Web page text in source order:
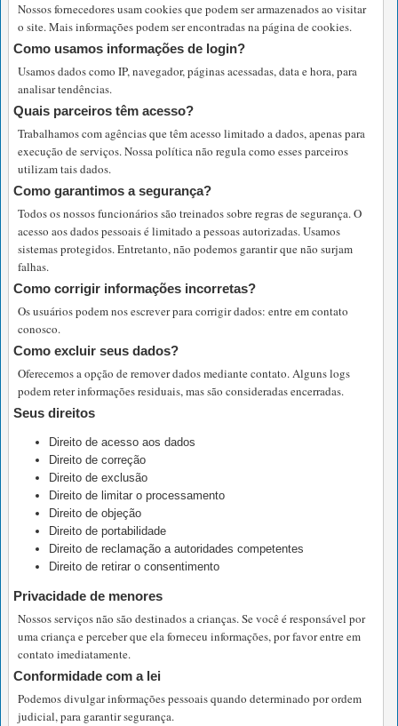
Nossos fornecedores usam cookies que podem ser armazenados ao visitar
o site. Mais informações podem ser encontradas na página de cookies.
Como usamos informações de login?
Usamos dados como IP, navegador, páginas acessadas, data e hora, para
analisar tendências.
Quais parceiros têm acesso?
Trabalhamos com agências que têm acesso limitado a dados, apenas para
execução de serviços. Nossa política não regula como esses parceiros
utilizam tais dados.
Como garantimos a segurança?
Todos os nossos funcionários são treinados sobre regras de segurança. O
acesso aos dados pessoais é limitado a pessoas autorizadas. Usamos
sistemas protegidos. Entretanto, não podemos garantir que não surjam
falhas.
Como corrigir informações incorretas?
Os usuários podem nos escrever para corrigir dados: entre em contato
conosco.
Como excluir seus dados?
Oferecemos a opção de remover dados mediante contato. Alguns logs
podem reter informações residuais, mas são consideradas encerradas.
Seus direitos
Direito de acesso aos dados
Direito de correção
Direito de exclusão
Direito de limitar o processamento
Direito de objeção
Direito de portabilidade
Direito de reclamação a autoridades competentes
Direito de retirar o consentimento
Privacidade de menores
Nossos serviços não são destinados a crianças. Se você é responsável por
uma criança e perceber que ela forneceu informações, por favor entre em
contato imediatamente.
Conformidade com a lei
Podemos divulgar informações pessoais quando determinado por ordem
judicial, para garantir segurança.